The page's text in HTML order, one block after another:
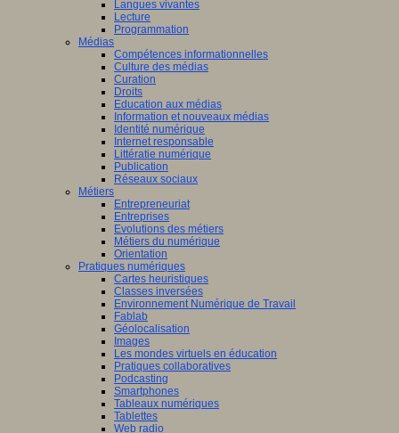
Langues vivantes
Lecture
Programmation
Médias
Compétences informationnelles
Culture des médias
Curation
Droits
Education aux médias
Information et nouveaux médias
Identité numérique
Internet responsable
Littératie numérique
Publication
Réseaux sociaux
Métiers
Entrepreneuriat
Entreprises
Evolutions des métiers
Métiers du numérique
Orientation
Pratiques numériques
Cartes heuristiques
Classes inversées
Environnement Numérique de Travail
Fablab
Géolocalisation
Images
Les mondes virtuels en éducation
Pratiques collaboratives
Podcasting
Smartphones
Tableaux numériques
Tablettes
Web radio